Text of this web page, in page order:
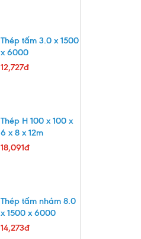
Thép tấm 3.0 x 1500
x 6000
12,727đ
Thép H 100 x 100 x
6 x 8 x 12m
18,091đ
Thép tấm nhám 8.0
x 1500 x 6000
14,273đ